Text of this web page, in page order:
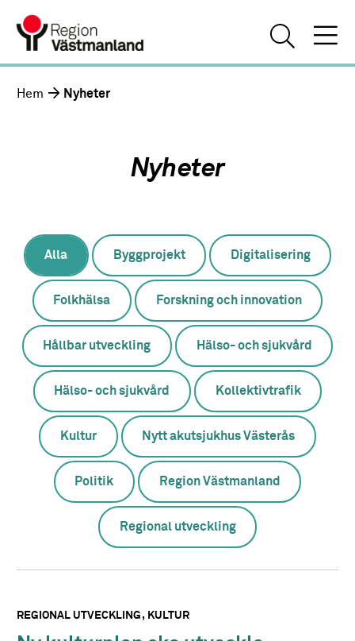
Hem Nyheter
Nyheter
Alla Byggprojekt Digitalisering
Folkhälsa Forskning och innovation
Hållbar utveckling Hälso- och sjukvård
Hälso- och sjukvård Kollektivtrafik
Kultur Nytt akutsjukhus Västerås
Politik Region Västmanland
Regional utveckling
REGIONAL UTVECKLING KULTUR